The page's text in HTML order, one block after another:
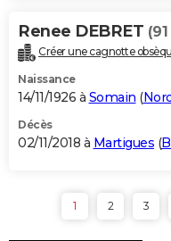
Renee DEBRET
Créer une cagnotte
Naissance
14/11/1926 à Somain (
Décès
02/11/2018 à Martigues (
1 2 3